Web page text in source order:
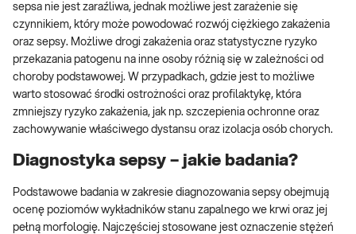
sepsa nie jest zaraźliwa, jednak możliwe jest zarażenie się
czynnikiem, który może powodować rozwój ciężkiego zakażenia
oraz sepsy. Możliwe drogi zakażenia oraz statystyczne ryzyko
przekazania patogenu na inne osoby różnią się w zależności od
choroby podstawowej. W przypadkach, gdzie jest to możliwe
warto stosować środki ostrożności oraz profilaktykę, która
zmniejszy ryzyko zakażenia, jak np. szczepienia ochronne oraz
zachowywanie właściwego dystansu oraz izolacja osób chorych.
Diagnostyka sepsy – jakie badania?
Podstawowe badania w zakresie diagnozowania sepsy obejmują
ocenę poziomów wykładników stanu zapalnego we krwi oraz jej
pełną morfologię. Najczęściej stosowane jest oznaczenie stężeń